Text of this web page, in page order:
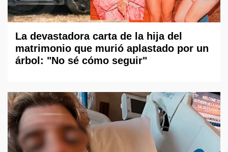
La devastadora carta de la hija del
matrimonio que murió aplastado por un
árbol: "No sé cómo seguir"